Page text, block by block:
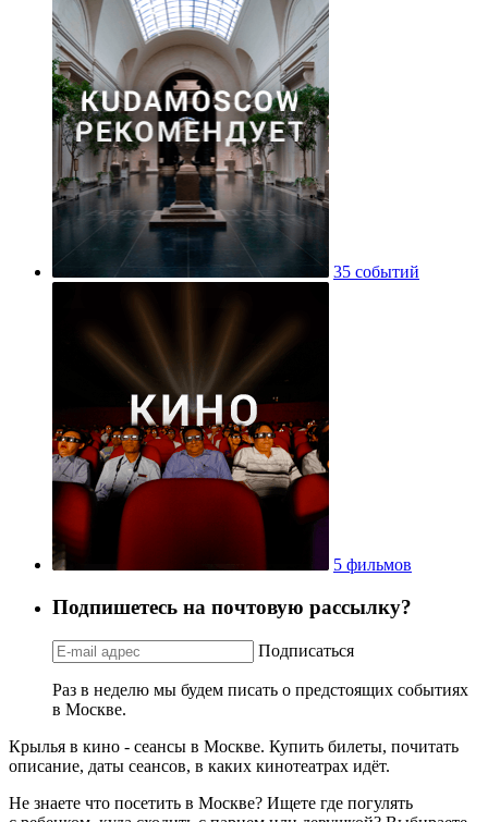
35 событий
5 фильмов
Подпишетесь на почтовую рассылку?
Подписаться
Раз в неделю мы будем писать о предстоящих событиях
в Москве.
Крылья в кино - сеансы в Москве. Купить билеты, почитать
описание, даты сеансов, в каких кинотеатрах идёт.
Не знаете что посетить в Москве? Ищете где погулять